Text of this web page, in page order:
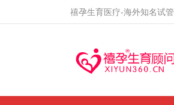
禧孕生育医疗-海外知名试